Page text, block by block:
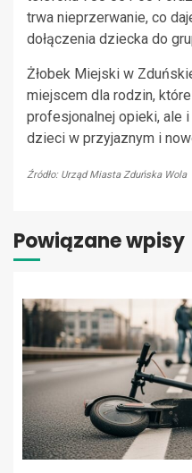
trwa nieprzerwanie, co
dołączenia dziecka do
Żłobek Miejski w
miejscem dla rodzin,
profesjonalnej opieki, ale
dzieci w przyjaznym i
Źródło: Urząd Miasta Zduńska Wola
Powiązane wpisy